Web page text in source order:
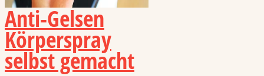
Anti-Gelsen
Körperspray
selbst gemacht